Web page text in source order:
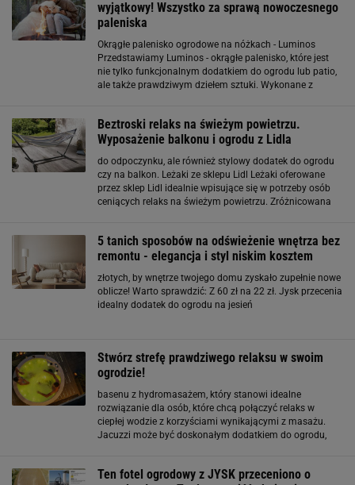
wyjątkowy! Wszystko za sprawą nowoczesnego
paleniska
Okrągłe palenisko ogrodowe na nóżkach - Luminos
Przedstawiamy Luminos - okrągłe palenisko, które jest
nie tylko funkcjonalnym dodatkiem do ogrodu lub patio,
ale także prawdziwym dziełem sztuki. Wykonane z
Beztroski relaks na świeżym powietrzu.
Wyposażenie balkonu i ogrodu z Lidla
do odpoczynku, ale również stylowy dodatek do ogrodu
czy na balkon. Leżaki ze sklepu Lidl Leżaki oferowane
przez sklep Lidl idealnie wpisujące się w potrzeby osób
ceniących relaks na świeżym powietrzu. Zróżnicowana
5 tanich sposobów na odświeżenie wnętrza bez
remontu - elegancja i styl niskim kosztem
złotych, by wnętrze twojego domu zyskało zupełnie nowe
oblicze! Warto sprawdzić: Z 60 zł na 22 zł. Jysk przecenia
idealny dodatek do ogrodu na jesień
Stwórz strefę prawdziwego relaksu w swoim
ogrodzie!
basenu z hydromasażem, który stanowi idealne
rozwiązanie dla osób, które chcą połączyć relaks w
ciepłej wodzie z korzyściami wynikającymi z masażu.
Jacuzzi może być doskonałym dodatkiem do ogrodu,
Ten fotel ogrodowy z JYSK przeceniono o